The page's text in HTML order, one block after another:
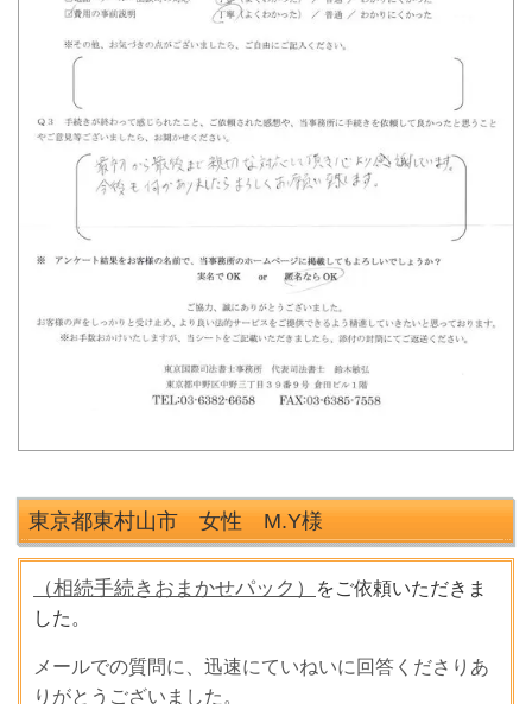
東京都東村山市 女性 M.Y様
（相続手続きおまかせパック）
をご依頼いただきま
した。
メールでの質問に、迅速にていねいに回答くださりあ
りがとうございました。